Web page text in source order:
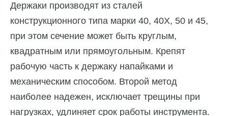
Держаки производят из сталей
конструкционного типа марки 40, 40Х, 50 и 45,
при этом сечение может быть круглым,
квадратным или прямоугольным. Крепят
рабочую часть к держаку напайками и
механическим способом. Второй метод
наиболее надежен, исключает трещины при
нагрузках, удлиняет срок работы инструмента.